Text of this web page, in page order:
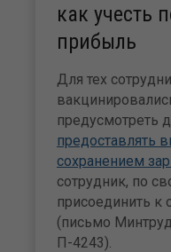
как учесть
прибыль
Для тех
предусмотреть
предоставлять
сохранением
сотрудник, по
присоединить к
(письмо
П-4243).